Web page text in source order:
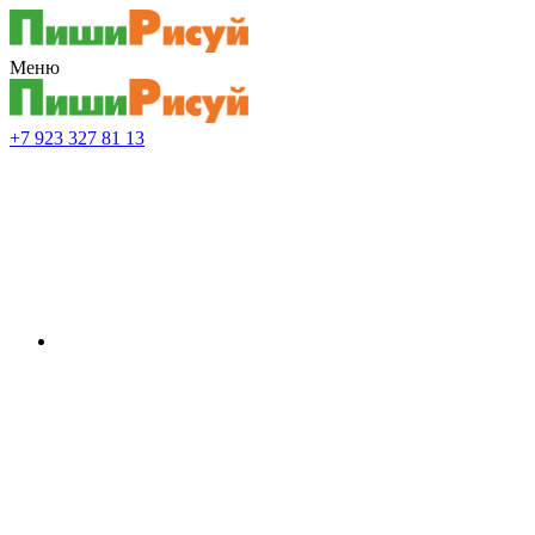
Меню
+7 923 327 81 13